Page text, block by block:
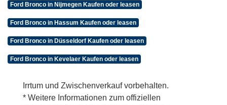
Ford Bronco in Nijmegen Kaufen oder leasen
Ford Bronco in Hassum Kaufen oder leasen
Ford Bronco in Düsseldorf Kaufen oder leasen
Ford Bronco in Kevelaer Kaufen oder leasen
Irrtum und Zwischenverkauf vorbehalten.
* Weitere Informationen zum offiziellen